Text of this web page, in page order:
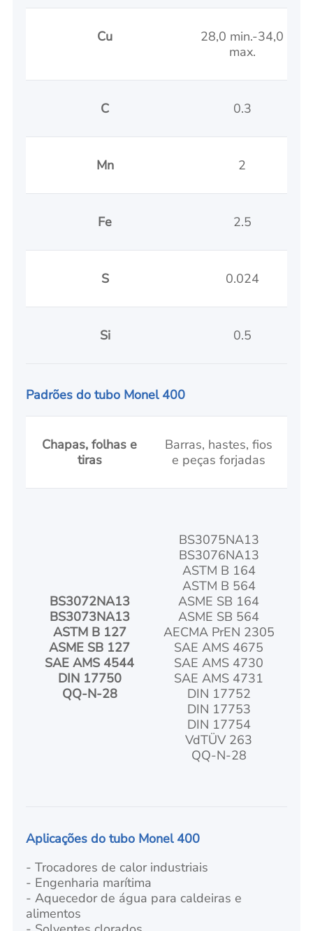
Cu
28,0 min.-34,0
max.
C 0.3
Mn 2
Fe 2.5
S 0.024
Si 0.5
Padrõesdo tubo Monel 400
Chapas, folhas e
tiras
Barras, hastes, fios
e peças forjadas
BS3072NA13
BS3073NA13
ASTM B 127
ASME SB 127
SAE AMS 4544
DIN 17750
QQ-N-28
BS3075NA13
BS3076NA13
ASTM B 164
ASTM B 564
ASME SB 164
ASME SB 564
AECMA PrEN 2305
SAE AMS 4675
SAE AMS 4730
SAE AMS 4731
DIN 17752
DIN 17753
DIN 17754
VdTÜV 263
QQ-N-28
Aplicaçõesdo tubo Monel 400
- Trocadores de calor industriais
- Engenharia marítima
- Aquecedor de água para caldeiras e
alimentos